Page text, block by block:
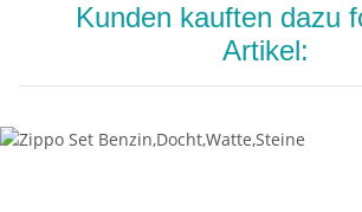
Kunden kauften dazu
Artikel: